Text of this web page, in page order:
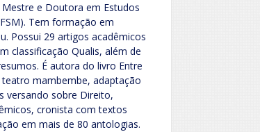
Mestre e Doutora em Estudos
Tem formação em
Possui 29 artigos acadêmicos
classificação Qualis, além de
É autora do livro Entre
mambembe, adaptação
versando sobre Direito,
cronista com textos
em mais de 80 antologias.